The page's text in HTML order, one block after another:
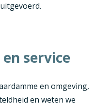
service
en omgeving,
en weten we